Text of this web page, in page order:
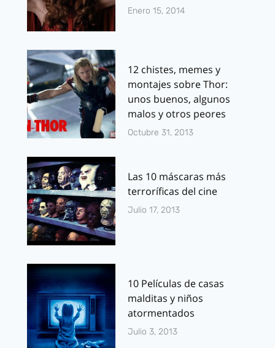
Enero 15, 2014
12 chistes, memes y
montajes sobre Thor:
unos buenos, algunos
malos y otros peores
Octubre 31, 2013
Las 10 máscaras más
terroríficas del cine
Julio 17, 2013
10 Películas de casas
malditas y niños
atormentados
Julio 3, 2013